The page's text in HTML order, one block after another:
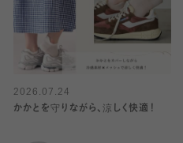
2026.07.24
かかとを守りながら、涼しく快適！